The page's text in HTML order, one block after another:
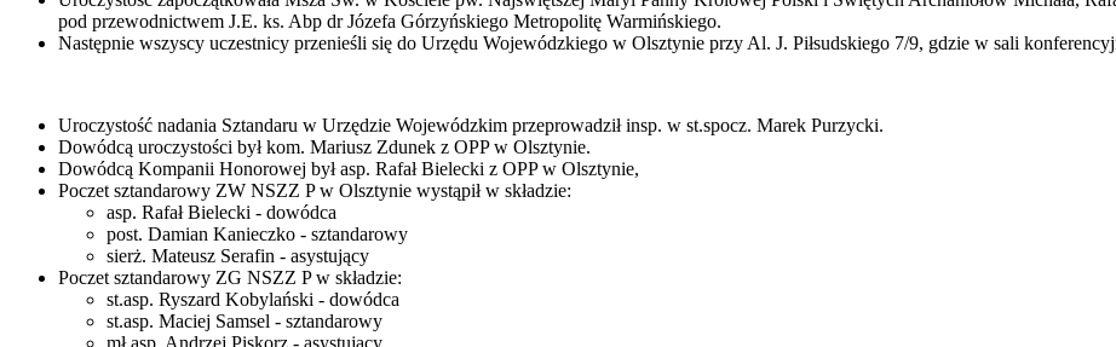
pod przewodnictwem J.E. ks. Abp dr Józefa Górzyńskiego Metropolitę Warmińskiego.
Następnie wszyscy uczestnicy przenieśli się do Urzędu Wojewódzkiego w Olsztynie przy Al. J. Piłsudskiego 7/9, gdzie w sali
Uroczystość nadania Sztandaru w Urzędzie Wojewódzkim przeprowadził insp. w st.spocz. Marek Purzycki.
Dowódcą uroczystości był kom. Mariusz Zdunek z OPP w Olsztynie.
Dowódcą Kompanii Honorowej był asp. Rafał Bielecki z OPP w Olsztynie,
Poczet sztandarowy ZW NSZZ P w Olsztynie wystąpił w składzie:
asp. Rafał Bielecki - dowódca
post. Damian Kanieczko - sztandarowy
sierż. Mateusz Serafin - asystujący
Poczet sztandarowy ZG NSZZ P w składzie:
st.asp. Ryszard Kobylański - dowódca
st.asp. Maciej Samsel - sztandarowy
mł.asp. Andrzej Piskorz - asystujący